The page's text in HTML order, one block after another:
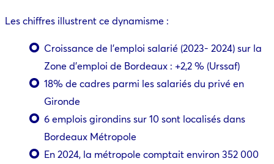
Les chiffres illustrent ce dynamisme :
Croissance de l’emploi salarié (2023- 2024) sur la
Zone d’emploi de Bordeaux : +2,2 % (Urssaf)
18% de cadres parmi les salariés du privé en
Gironde
6 emplois girondins sur 10 sont localisés dans
Bordeaux Métropole
En 2024, la métropole comptait environ 352 000